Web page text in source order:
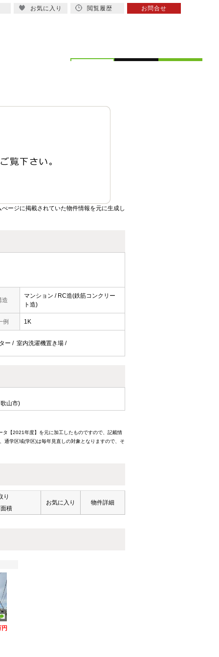
ージに掲載されていた物件情報を元に生成し
造
マンション / RC造(鉄筋コンクリー
ト造)
例 1K
ー / 室内洗濯機置き場 /
山市)
【2021年度】を元に加工したものですので、記載情
通学区域(学区)は毎年見直しの対象となりますので、そ
り
積
お気に入り 物件詳細
お気に入り 閲覧履歴 お問合せ